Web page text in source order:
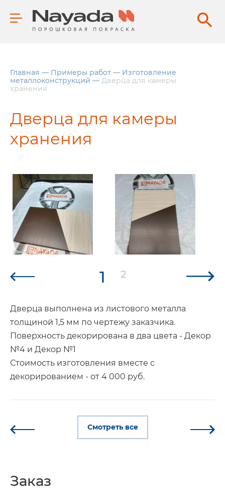
Главная — Примеры работ — Изготовление
металлоконструкций — Дверца для камеры
хранения
Дверца для камеры
хранения
1 2
Дверца выполнена из листового металла
толщиной 1,5 мм по чертежу заказчика.
Поверхность декорирована в два цвета - Декор
№4 и Декор №1
Стоимость изготовления вместе с
декорированием - от 4 000 руб.
Смотреть все
Заказ